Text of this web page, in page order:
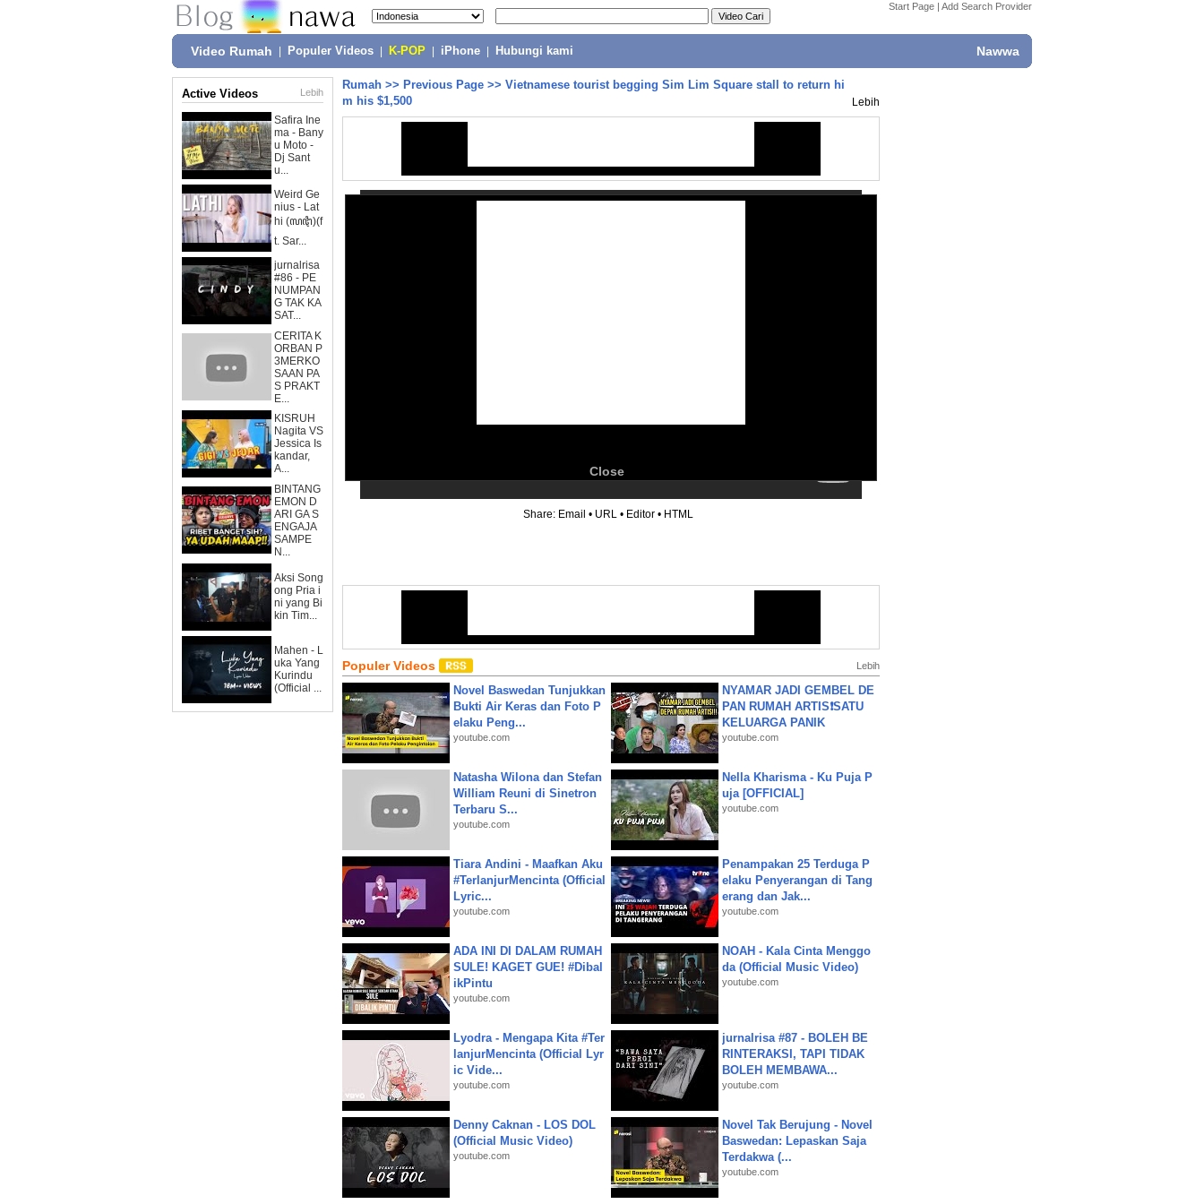
Start Page | Add Search Provider
Video Rumah Populer Videos K-POP iPhone Hubungi kami Nawwa
Active Videos Lebih
Safira Ine
ma - Bany
u Moto -
Dj Sant
u...
Weird Ge
nius - Lat
hi (ꦭꦛꦶ)(f
t. Sar...
jurnalrisa
#86 - PE
NUMPAN
G TAK KA
SAT...
CERITA K
ORBAN P
3MERKO
SAAN PA
S PRAKT
E...
KISRUH
Nagita VS
Jessica Is
kandar,
A...
BINTANG
EMON D
ARI GA S
ENGAJA
SAMPE
N...
Aksi Song
ong Pria i
ni yang Bi
kin Tim...
Mahen - L
uka Yang
Kurindu
(Official ...
Rumah >> Previous Page >> Vietnamese tourist begging Sim Lim Square stall to return hi
m his $1,500
Lebih
Close
Share: Email • URL • Editor • HTML
Populer Videos Lebih
Novel Baswedan Tunjukkan
Bukti Air Keras dan Foto P
elaku Peng...
youtube.com
NYAMAR JADI GEMBEL DE
PAN RUMAH ARTIS❗SATU
KELUARGA PANIK
youtube.com
Natasha Wilona dan Stefan
William Reuni di Sinetron
Terbaru S...
youtube.com
Nella Kharisma - Ku Puja P
uja [OFFICIAL]
youtube.com
Tiara Andini - Maafkan Aku
#TerlanjurMencinta (Official
Lyric...
youtube.com
Penampakan 25 Terduga P
elaku Penyerangan di Tang
erang dan Jak...
youtube.com
ADA INI DI DALAM RUMAH
SULE! KAGET GUE! #Dibal
ikPintu
youtube.com
NOAH - Kala Cinta Menggo
da (Official Music Video)
youtube.com
Lyodra - Mengapa Kita #Ter
lanjurMencinta (Official Lyr
ic Vide...
youtube.com
jurnalrisa #87 - BOLEH BE
RINTERAKSI, TAPI TIDAK
BOLEH MEMBAWA...
youtube.com
Denny Caknan - LOS DOL
(Official Music Video)
youtube.com
Novel Tak Berujung - Novel
Baswedan: Lepaskan Saja
Terdakwa (...
youtube.com